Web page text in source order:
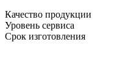
Качество продукции
Уровень сервиса
Срок изготовления